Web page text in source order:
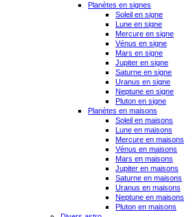
Planètes en signes
Soleil en signe
Lune en signe
Mercure en signe
Vénus en signe
Mars en signe
Jupiter en signe
Saturne en signe
Uranus en signe
Neptune en signe
Pluton en signe
Planètes en maisons
Soleil en maisons
Lune en maisons
Mercure en maisons
Vénus en maisons
Mars en maisons
Jupiter en maisons
Saturne en maisons
Uranus en maisons
Neptune en maisons
Pluton en maisons